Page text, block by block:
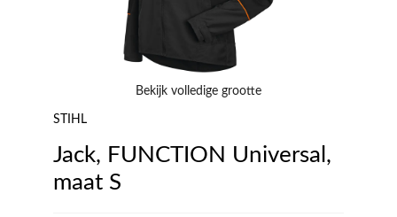
Bekijk volledige grootte
STIHL
Jack, FUNCTION Universal,
maat S